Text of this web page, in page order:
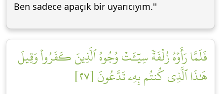
Ben sadece apaçık bir uyarıcıyım.''
فَلَمَّا رَأَوۡهُ زُلۡفَةٗ سِيٓـَٔتۡ وُجُوهُ ٱلَّذِينَ كَفَرُواْ وَقِيلَ
هَٰذَا ٱلَّذِي كُنتُم بِهِۦ تَدَّعُونَ [٢٧]